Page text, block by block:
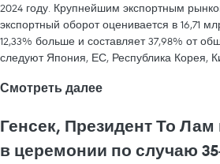
2024 году. Крупнейшим экспортным
экспортный оборот оценивается в 16,71
12,33% больше и составляет 37,98% от
следуют Япония, ЕС, Республика Корея,
Смотреть далее
Генсек, Президент То Лам
в церемонии по случаю